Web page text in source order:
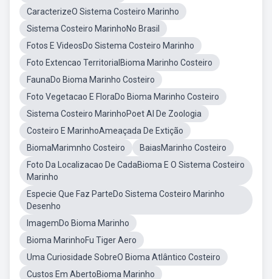
CaracterizeO Sistema Costeiro Marinho
Sistema Costeiro MarinhoNo Brasil
Fotos E VideosDo Sistema Costeiro Marinho
Foto Extencao TerritorialBioma Marinho Costeiro
FaunaDo Bioma Marinho Costeiro
Foto Vegetacao E FloraDo Bioma Marinho Costeiro
Sistema Costeiro MarinhoPoet Al De Zoologia
Costeiro E MarinhoAmeaçada De Extição
BiomaMarimnho Costeiro
BaiasMarinho Costeiro
Foto Da Localizacao De CadaBioma E O Sistema Costeiro
Marinho
Especie Que Faz ParteDo Sistema Costeiro Marinho
Desenho
ImagemDo Bioma Marinho
Bioma MarinhoFu Tiger Aero
Uma Curiosidade SobreO Bioma Atlântico Costeiro
Custos Em AbertoBioma Marinho